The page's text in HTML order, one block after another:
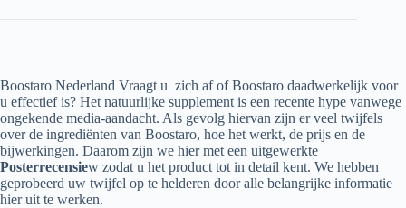
Boostaro Nederland Vraagt ​​u zich af of Boostaro daadwerkelijk voor
u effectief is? Het natuurlijke supplement is een recente hype vanwege
ongekende media-aandacht. Als gevolg hiervan zijn er veel twijfels
over de ingrediënten van Boostaro, hoe het werkt, de prijs en de
bijwerkingen. Daarom zijn we hier met een uitgewerkte
Posterrecensiew zodat u het product tot in detail kent. We hebben
geprobeerd uw twijfel op te helderen door alle belangrijke informatie
hier uit te werken.